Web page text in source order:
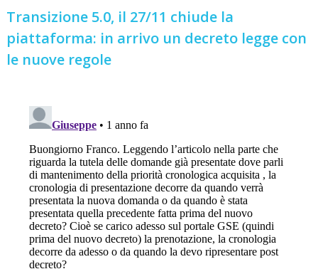
Transizione 5.0, il 27/11 chiude la
piattaforma: in arrivo un decreto legge con
le nuove regole